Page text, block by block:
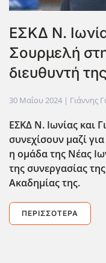
ΕΣΚΔ Ν.
Σουρμελή
διευθυντή
30 Μαΐου 2024 | Γιάννης
ΕΣΚΔ Ν. Ιωνίας και
συνεχίσουν μαζί
η ομάδα της Νέας
της συνεργασίας
Ακαδημίας της.
ΠΕΡΙΣΣΌΤΕΡΑ